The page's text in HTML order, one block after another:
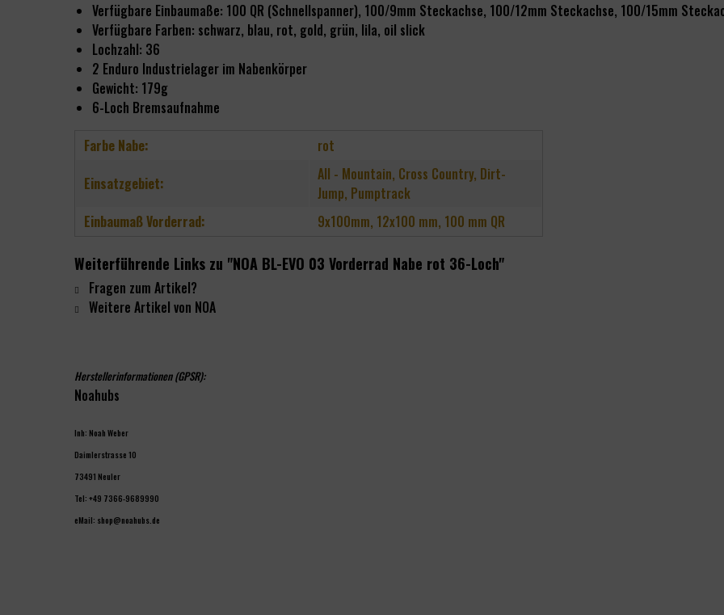
Verfügbare Einbaumaße: 100 QR (Schnellspanner), 100/9mm Steckachse, 100/12mm Steckachse, 100/15mm
Verfügbare Farben: schwarz, blau, rot, gold, grün, lila, oil slick
Lochzahl: 36
2 Enduro Industrielager im Nabenkörper
Gewicht: 179g
6-Loch Bremsaufnahme
Farbe Nabe:
rot
Einsatzgebiet:
All - Mountain, Cross Country, Dirt-
Jump, Pumptrack
Einbaumaß Vorderrad:
9x100mm, 12x100 mm, 100 mm QR
Weiterführende Links zu "NOA BL-EVO 03 Vorderrad Nabe rot 36-Loch"
Fragen zum Artikel?
Weitere Artikel von NOA
Herstellerinformationen (GPSR):
Noahubs
Inh: Noah Weber
Daimlerstrasse 10
73491 Neuler
Tel: +49 7366-9689990
eMail: shop@noahubs.de